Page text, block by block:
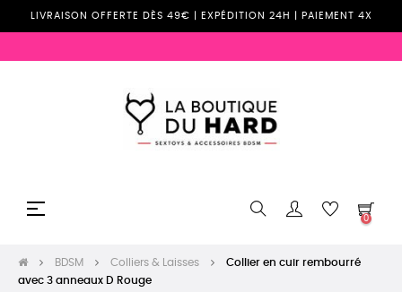
LIVRAISON OFFERTE DÈS 49€ | EXPÉDITION 24H | PAIEMENT 4X
Basculer
☰
0
BDSM Colliers & Laisses
Collier en cuir rembourré
avec 3 anneaux D Rouge